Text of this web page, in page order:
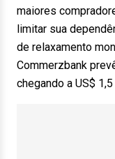
maiores
limitar sua
de relaxamento
Commerzbank
chegando a US$